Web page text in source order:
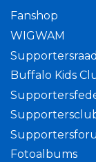
Fanshop
WIGWAM
Supportersraad
Buffalo Kids
Fotoalbums